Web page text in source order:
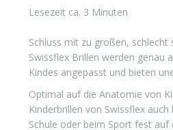
Lesezeit ca. 3 Minuten
Schluss mit zu großen, schlecht
Swissflex Brillen werden genau
Kindes angepasst und bieten
Optimal auf die Anatomie von
Kinderbrillen von Swissflex
Schule oder beim Sport fest auf